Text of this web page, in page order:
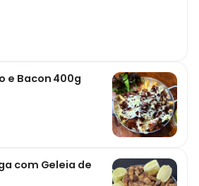
e Bacon 400g
com Geleia de